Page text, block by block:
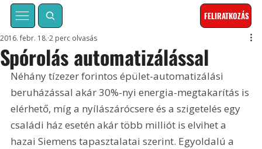
FELIRATKOZÁS
Spórolás automatizálással
2016. febr. 18. 2 perc olvasás
Néhány tízezer forintos épület-automatizálási
beruházással akár 30%-nyi energia-megtakarítás is
elérhető, míg a nyílászárócsere és a szigetelés egy
családi ház esetén akár több milliót is elvihet a
hazai Siemens tapasztalatai szerint. Egyoldalú a